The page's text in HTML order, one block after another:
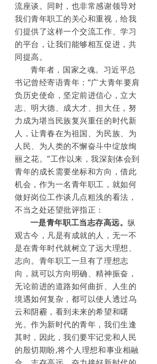
流座谈。同时，也非常感谢领导对
我们青年职工的关心和重视，给我
们提供了这样一个交流工作、学习
的平台，让我们能够相互促进，共
同提高。
青年者，国家之魂。习近平总
书记曾经寄语青年： “广大青年要肩
负历史使命，坚定前进信心，立大
志、明大德、成大才、担大任，努
力成为堪当民族复兴重任的时代新
人，让青春在为祖国、为民族、为
人民、为人类的不懈奋斗中绽放绚
丽之花。”工作以来，我深刻体会到
青年的成长需要坐标和方向，借此
机会，作为一名青年职工，就如何
做好岗位工作谈几点粗浅的看法，
不当之处还望批评指正：
一是青年职工当志存高远。纵
观古今，凡是有成就的人，无一不
是在青年时代就树立了远大理想、
志向。青年职工一旦有了理想志
向，就可以方向明确、精神振奋，
无论前进的道路如何曲折、人生的
境遇如何复杂，都可以使人透过乌
云和阴霾，看到未来的希望和曙
光。作为新时代的青年，我们生逢
其时，因此，我们要牢记党和人民
的殷切期盼,将个人理想和事业相融